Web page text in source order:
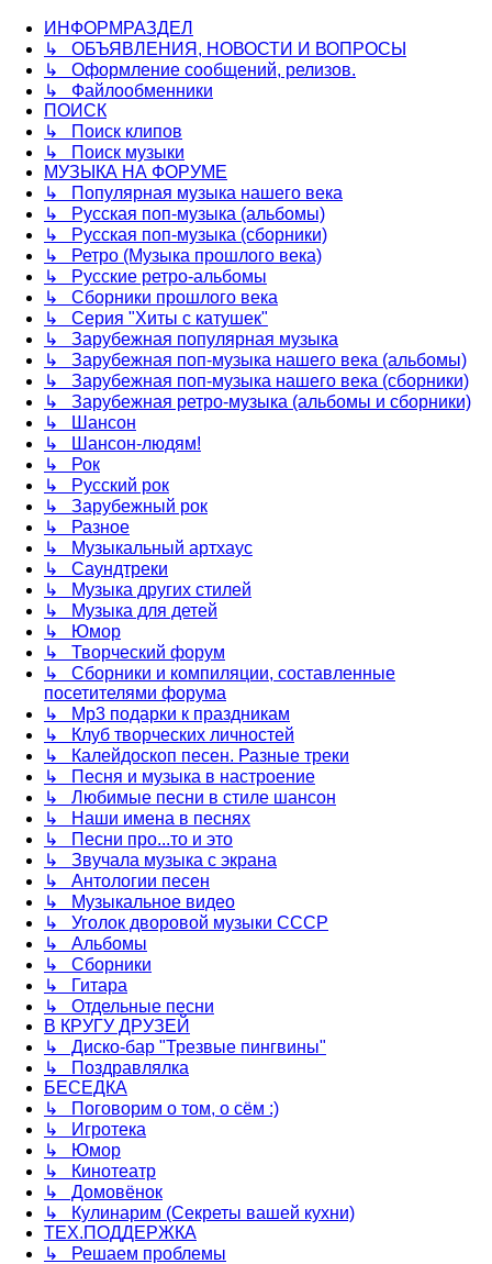
ИНФОРМРАЗДЕЛ
↳ ОБЪЯВЛЕНИЯ, НОВОСТИ И ВОПРОСЫ
↳ Оформление сообщений, релизов.
↳ Файлообменники
ПОИСК
↳ Поиск клипов
↳ Поиск музыки
МУЗЫКА НА ФОРУМЕ
↳ Популярная музыка нашего века
↳ Русская поп-музыка (альбомы)
↳ Русская поп-музыка (сборники)
↳ Ретро (Музыка прошлого века)
↳ Русские ретро-альбомы
↳ Сборники прошлого века
↳ Серия "Хиты с катушек"
↳ Зарубежная популярная музыка
↳ Зарубежная поп-музыка нашего века (альбомы)
↳ Зарубежная поп-музыка нашего века (сборники)
↳ Зарубежная ретро-музыка (альбомы и сборники)
↳ Шансон
↳ Шансон-людям!
↳ Рок
↳ Русский рок
↳ Зарубежный рок
↳ Разное
↳ Музыкальный артхаус
↳ Саундтреки
↳ Музыка других стилей
↳ Музыка для детей
↳ Юмор
↳ Творческий форум
↳ Сборники и компиляции, составленные
посетителями форума
↳ Mp3 подарки к праздникам
↳ Клуб творческих личностей
↳ Калейдоскоп песен. Разные треки
↳ Песня и музыка в настроение
↳ Любимые песни в стиле шансон
↳ Наши имена в песнях
↳ Песни про...то и это
↳ Звучала музыка с экрана
↳ Антологии песен
↳ Музыкальное видео
↳ Уголок дворовой музыки СССР
↳ Альбомы
↳ Сборники
↳ Гитара
↳ Отдельные песни
В КРУГУ ДРУЗЕЙ
↳ Диско-бар "Трезвые пингвины"
↳ Поздравлялка
БЕСЕДКА
↳ Поговорим о том, о сём :)
↳ Игротека
↳ Юмор
↳ Кинотеатр
↳ Домовёнок
↳ Кулинарим (Секреты вашей кухни)
ТЕХ.ПОДДЕРЖКА
↳ Решаем проблемы